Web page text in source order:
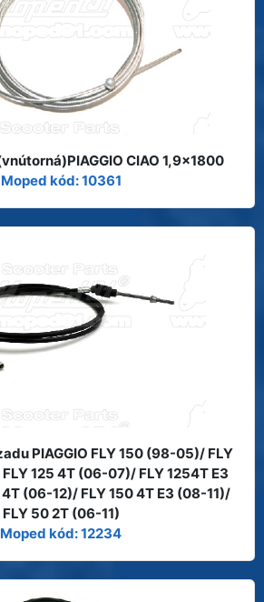
CIAO 1,9x1800
Moped kód: 10361
PIAGGIO FLY 150 (98-05)/ FLY
125 4T (06-07)/ FLY 1254T E3
(06-12)/ FLY 150 4T E3 (08-11)/
FLY 50 2T (06-11)
Moped kód: 12234